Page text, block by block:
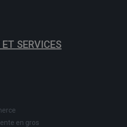
SERVICES
en gros